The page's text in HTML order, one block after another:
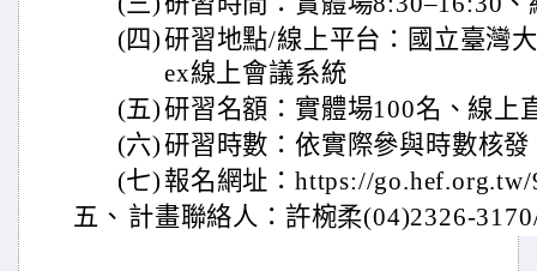
(四)研習地點/線上平台：國立臺灣
ex線上會議系統
(五)研習名額：實體場100名、線上
(六)研習時數：依實際參與時數核發
(七) 報名網址：https://go.hef.org.tw/
五、 計畫聯絡人：許椀柔(04)2326-